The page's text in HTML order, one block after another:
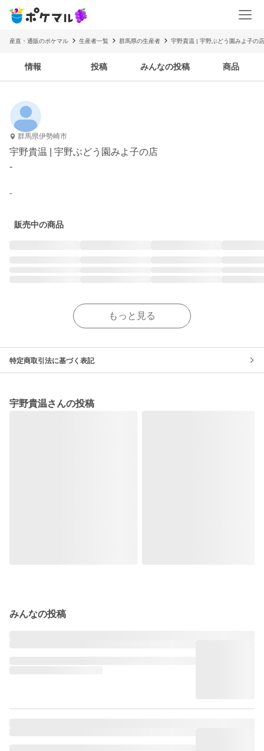
産直・通販のポケマル 生産者一覧 群馬県の生産者 宇野貴温 | 宇野ぶどう園みよ子の店
情報 投稿 みんなの投稿 商品
群馬県伊勢崎市
宇野貴温 | 宇野ぶどう園みよ子の店
-
-
販売中の商品
もっと見る
特定商取引法に基づく表記
宇野貴温さんの投稿
みんなの投稿